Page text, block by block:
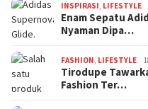
INSPIRASI, LIFESTYLE
Enam Sepatu
Nyaman Dipa…
FASHION, LIFESTYLE
Tirodupe
Fashion Ter…